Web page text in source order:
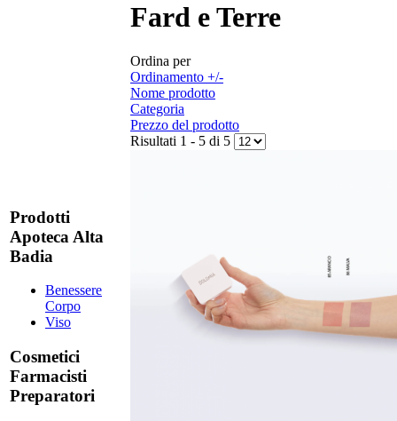
Prodotti
Apoteca Alta
Badia
Benessere
Corpo
Viso
Cosmetici
Farmacisti
Preparatori
Fard e Terre
Ordina per
Ordinamento +/-
Nome prodotto
Categoria
Prezzo del prodotto
Risultati 1 - 5 di 5